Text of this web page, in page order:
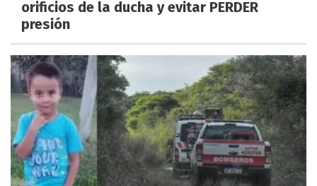
orificios de la ducha y evitar PERDER
presión